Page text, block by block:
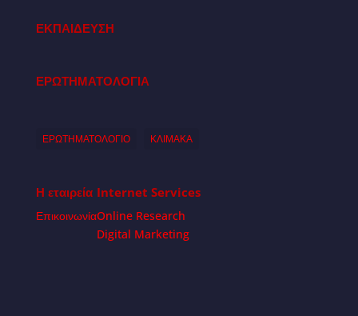
ΕΚΠΑΙΔΕΥΣΗ
ΕΡΩΤΗΜΑΤΟΛΟΓΙΑ
ΕΡΩΤΗΜΑΤΟΛΟΓΙΟ ΚΛΙΜΑΚΑ
Η εταιρεία
Επικοινωνία
Internet Services
Online Research
Digital Marketing